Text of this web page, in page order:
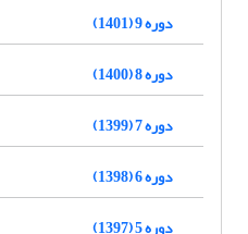
دوره 9 (1401)
دوره 8 (1400)
دوره 7 (1399)
دوره 6 (1398)
دوره 5 (1397)